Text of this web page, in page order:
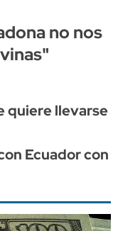
no nos
quiere llevarse
Ecuador